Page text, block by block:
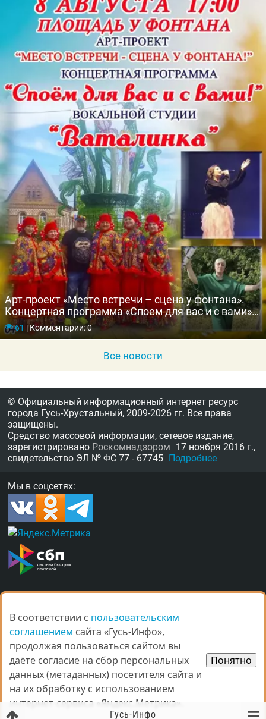
Арт-проект «Место встречи – сцена у фонтана».
Концертная программа «Споем для вас и с вами»
вокальной студии «Ваталинка»
61 |Комментарии: 0
Все новости
Гусь-Инфо
© Официальный информационный интернет ресурс
города Гусь-Хрустальный, 2009-2026 гг. Все права
защищены.
Средство массовой информации, сетевое издание,
зарегистрировано Роскомнадзором 17 ноября 2016 г.,
свидетельство ЭЛ № ФС 77 - 67745 Подробнее
Мы в соцсетях:
Рекламные услуги в Гусь-Хрустальном
© Все права защищены.
При копировании материалов ссыл­ка на
обя­за­тель­
В соответствии с пользовательским
соглашением сайта «Гусь-Инфо»,
продолжая пользоваться сайтом вы
даёте согласие на сбор персональных
данных (метаданных) посетителя сайта и
на их обработку с использованием
интернет-сервиса «Яндекс.Метрика».
Понятно
В соответствии с пользовательским
соглашением сайта «Гусь-Инфо»,
продолжая пользоваться сайтом вы
даёте согласие на сбор персональных
данных (метаданных) посетителя сайта и
на их обработку с использованием
интернет-сервиса «Яндекс.Метрика».
Понятно